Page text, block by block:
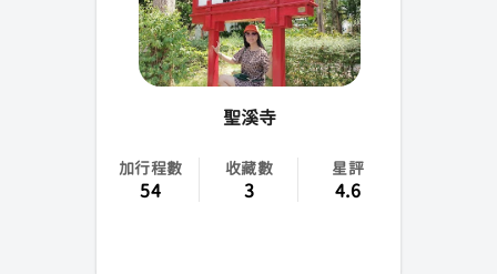
聖溪寺
加行程數
54
收藏數
3
星評
4.6